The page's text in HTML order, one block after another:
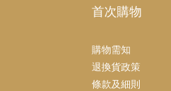
首次購物
購物需知
退換貨政策
條款及細則